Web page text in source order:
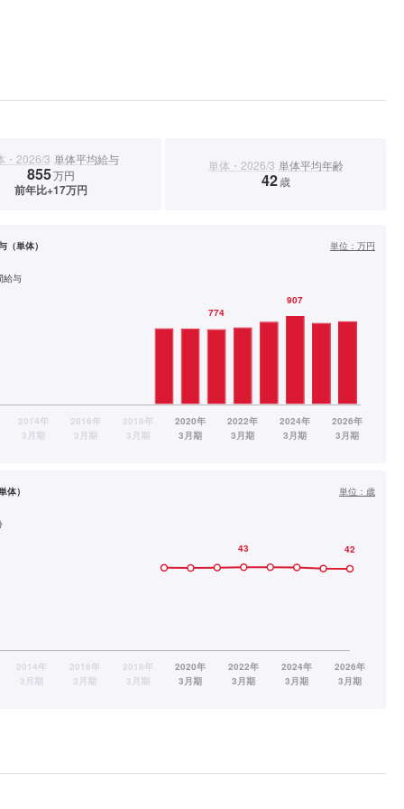
・2026/3 単体平均給与
855万円
前年比+17万円
単体・2026/3 単体平均年齢
42 歳
（単体） 単位： 万円
給与
体） 単位： 歳